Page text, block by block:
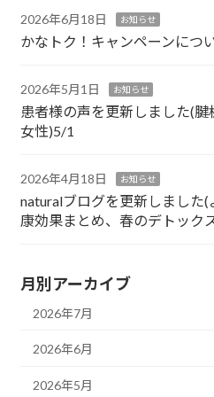
2026年6月18日 お知らせ
かなトク！キャンペーンにつ
2026年5月1日 お知らせ
患者様の声を更新しました(腱
女性)5/1
2026年4月18日 お知らせ
naturalブログを更新しました(
康効果まとめ、春のデトック
月別アーカイブ
2026年7月
2026年6月
2026年5月